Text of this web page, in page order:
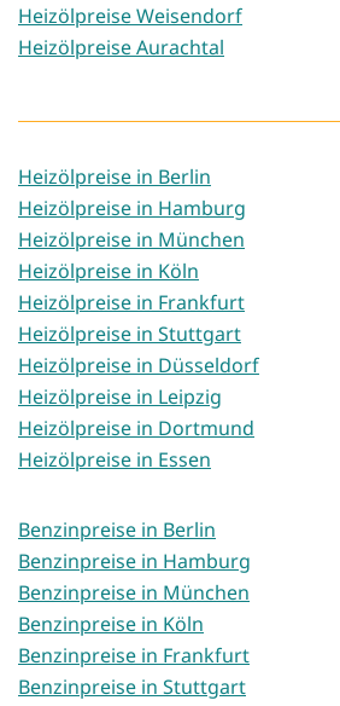
Heizölpreise Weisendorf
Heizölpreise Aurachtal
Heizölpreise in Berlin
Heizölpreise in Hamburg
Heizölpreise in München
Heizölpreise in Köln
Heizölpreise in Frankfurt
Heizölpreise in Stuttgart
Heizölpreise in Düsseldorf
Heizölpreise in Leipzig
Heizölpreise in Dortmund
Heizölpreise in Essen
Benzinpreise in Berlin
Benzinpreise in Hamburg
Benzinpreise in München
Benzinpreise in Köln
Benzinpreise in Frankfurt
Benzinpreise in Stuttgart